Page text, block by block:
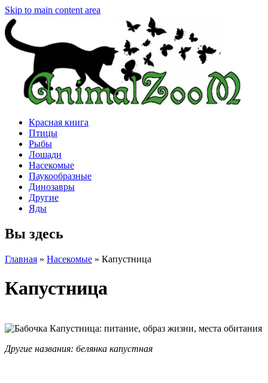
Skip to main content area
Красная книга
Птицы
Рыбы
Лошади
Насекомые
Паукообразные
Динозавры
Другие
Яды
Вы здесь
Главная » Насекомые » Капустница
Капустница
Другие названия: белянка капустная